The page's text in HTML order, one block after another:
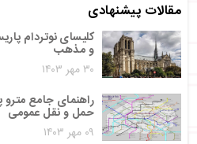
مقالات پیشنهادی
کلیسای نوتردام
و مذهب
۳۰ مهر ۱۴۰۳
راهنمای جامع
حمل‌ و نقل عمومی
۰۹ مهر ۱۴۰۳